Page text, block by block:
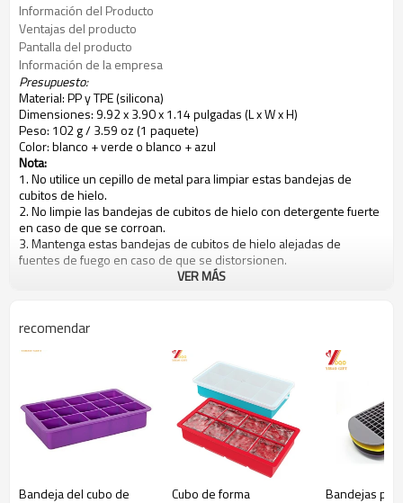
Información del Producto
Ventajas del producto
Pantalla del producto
Información de la empresa
Presupuesto:
Material: PP y TPE (silicona)
Dimensiones: 9.92 x 3.90 x 1.14 pulgadas (L x W x H)
Peso: 102 g / 3.59 oz (1 paquete)
Color: blanco + verde o blanco + azul
Nota:
1. No utilice un cepillo de metal para limpiar estas bandejas de
cubitos de hielo.
2. No limpie las bandejas de cubitos de hielo con detergente fuerte
en caso de que se corroan.
3. Mantenga estas bandejas de cubitos de hielo alejadas de
fuentes de fuego en caso de que se distorsionen.
4. Por favor, limpie las bandejas con un paño suave.
6. Después de la congelación, dale un giro a la bandeja de hielo
para congelar y saca cada cubo.
Un gadget de cocina imprescindible
Cada bandeja de cubitos de hielo cuenta con 14 cubos y una tapa
extraíble inteligente, que le ayuda a hacer cubos de buen tamaño
con facilidad. Simplemente llene las bandejas con agua / frutas /
helado / soda / vino, cubra la tapa y luego colóquelas en el
congelador. Ya que es apto para lavavajillas, puede simplemente
ponerlos en su lavavajillas después de usarlos.
VER MÁS
recomendar
Bandeja del cubo de
Cubo de forma
Bandejas